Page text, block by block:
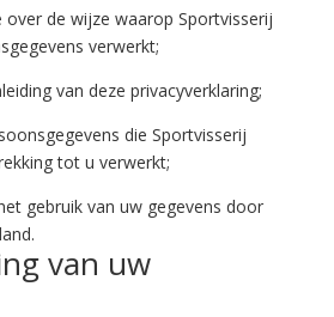
de wijze waarop Sportvisserij
verwerkt;
van deze privacyverklaring;
die Sportvisserij
tot u verwerkt;
gebruik van uw gegevens door
van uw